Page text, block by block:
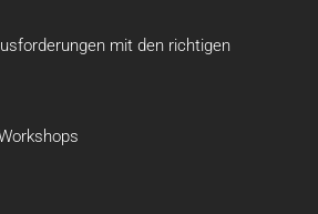
mit den richtigen